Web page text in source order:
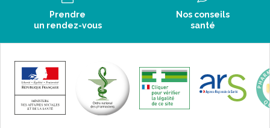
Prendre
un rendez-vous
Nos conseils
santé